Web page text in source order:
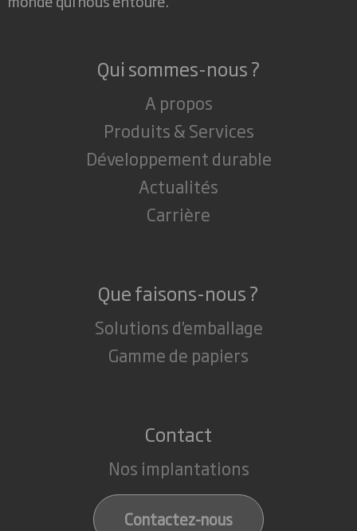
Qui sommes-nous ?
A propos
Produits & Services
Développement durable
Actualités
Carrière
Que faisons-nous ?
Solutions d'emballage
Gamme de papiers
Contact
Nos implantations
Contactez-nous